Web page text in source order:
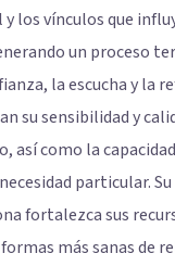
los vínculos que
un proceso
la escucha y la
su sensibilidad y
así como la
particular.
fortalezca sus
más sanas de